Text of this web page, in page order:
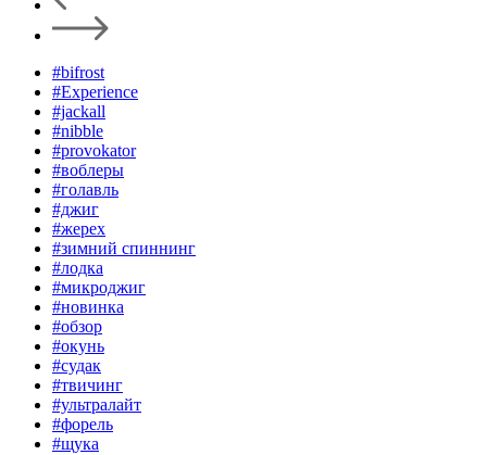
#bifrost
#Experience
#jackall
#nibble
#provokator
#воблеры
#голавль
#джиг
#жерех
#зимний спиннинг
#лодка
#микроджиг
#новинка
#обзор
#окунь
#судак
#твичинг
#ультралайт
#форель
#щука